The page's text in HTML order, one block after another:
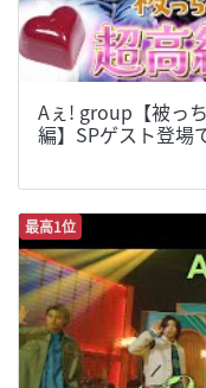
Aぇ! group【被っ
編】SPゲスト登場
最高1位